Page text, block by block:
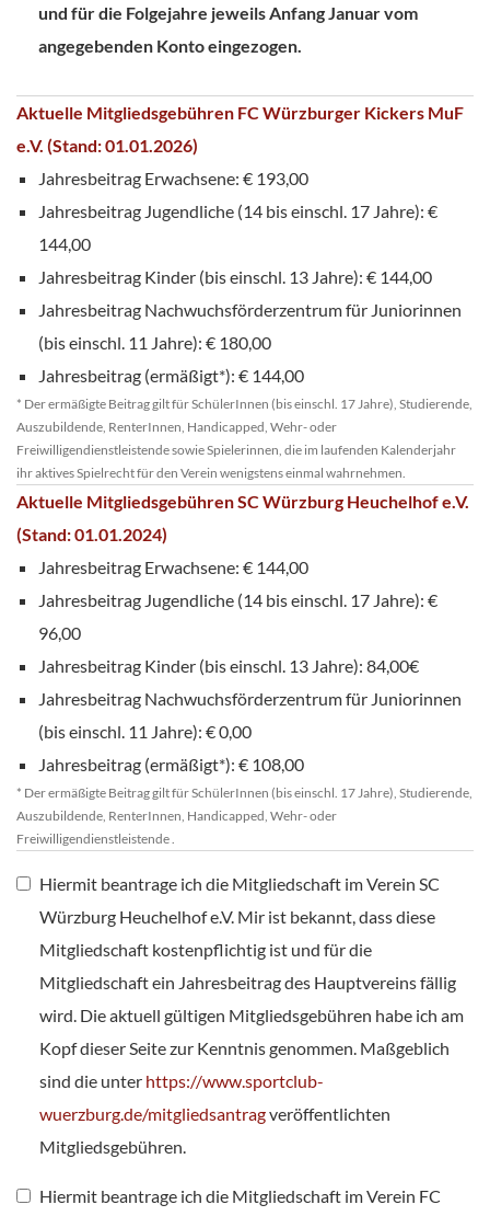
und für die Folgejahre jeweils Anfang Januar vom
angegebenden Konto eingezogen.
Aktuelle Mitgliedsgebühren FC Würzburger Kickers MuF
e.V. (Stand: 01.01.2026)
Jahresbeitrag Erwachsene: € 193,00
Jahresbeitrag Jugendliche (14 bis einschl. 17 Jahre): €
144,00
Jahresbeitrag Kinder (bis einschl. 13 Jahre): € 144,00
Jahresbeitrag Nachwuchsförderzentrum für Juniorinnen
(bis einschl. 11 Jahre): € 180,00
Jahresbeitrag (ermäßigt*): € 144,00
* Der ermäßigte Beitrag gilt für SchülerInnen (bis einschl. 17 Jahre), Studierende,
Auszubildende, RenterInnen, Handicapped, Wehr- oder
Freiwilligendienstleistende sowie Spielerinnen, die im laufenden Kalenderjahr
ihr aktives Spielrecht für den Verein wenigstens einmal wahrnehmen.
Aktuelle Mitgliedsgebühren SC Würzburg Heuchelhof e.V.
(Stand: 01.01.2024)
Jahresbeitrag Erwachsene: € 144,00
Jahresbeitrag Jugendliche (14 bis einschl. 17 Jahre): €
96,00
Jahresbeitrag Kinder (bis einschl. 13 Jahre): 84,00€
Jahresbeitrag Nachwuchsförderzentrum für Juniorinnen
(bis einschl. 11 Jahre): € 0,00
Jahresbeitrag (ermäßigt*): € 108,00
* Der ermäßigte Beitrag gilt für SchülerInnen (bis einschl. 17 Jahre), Studierende,
Auszubildende, RenterInnen, Handicapped, Wehr- oder
Freiwilligendienstleistende .
Hiermit beantrage ich die Mitgliedschaft im Verein SC
Würzburg Heuchelhof e.V. Mir ist bekannt, dass diese
Mitgliedschaft kostenpflichtig ist und für die
Mitgliedschaft ein Jahresbeitrag des Hauptvereins fällig
wird. Die aktuell gültigen Mitgliedsgebühren habe ich am
Kopf dieser Seite zur Kenntnis genommen. Maßgeblich
sind die unter https://www.sportclub-
wuerzburg.de/mitgliedsantragveröffentlichten
Mitgliedsgebühren.
Hiermit beantrage ich die Mitgliedschaft im Verein FC